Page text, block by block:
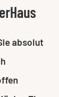
absolut